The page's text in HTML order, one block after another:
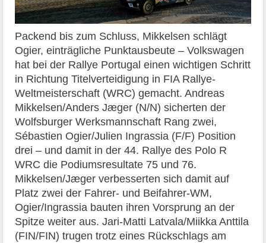
Packend bis zum Schluss, Mikkelsen schlägt
Ogier, einträgliche Punktausbeute – Volkswagen
hat bei der Rallye Portugal einen wichtigen Schritt
in Richtung Titelverteidigung in FIA Rallye-
Weltmeisterschaft (WRC) gemacht. Andreas
Mikkelsen/Anders Jæger (N/N) sicherten der
Wolfsburger Werksmannschaft Rang zwei,
Sébastien Ogier/Julien Ingrassia (F/F) Position
drei – und damit in der 44. Rallye des Polo R
WRC die Podiumsresultate 75 und 76.
Mikkelsen/Jæger verbesserten sich damit auf
Platz zwei der Fahrer- und Beifahrer-WM,
Ogier/Ingrassia bauten ihren Vorsprung an der
Spitze weiter aus. Jari-Matti Latvala/Miikka Anttila
(FIN/FIN) trugen trotz eines Rückschlags am